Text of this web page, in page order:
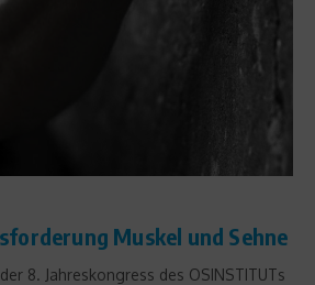
Muskel und Sehne
8. Jahreskongress des OSINSTITUTs